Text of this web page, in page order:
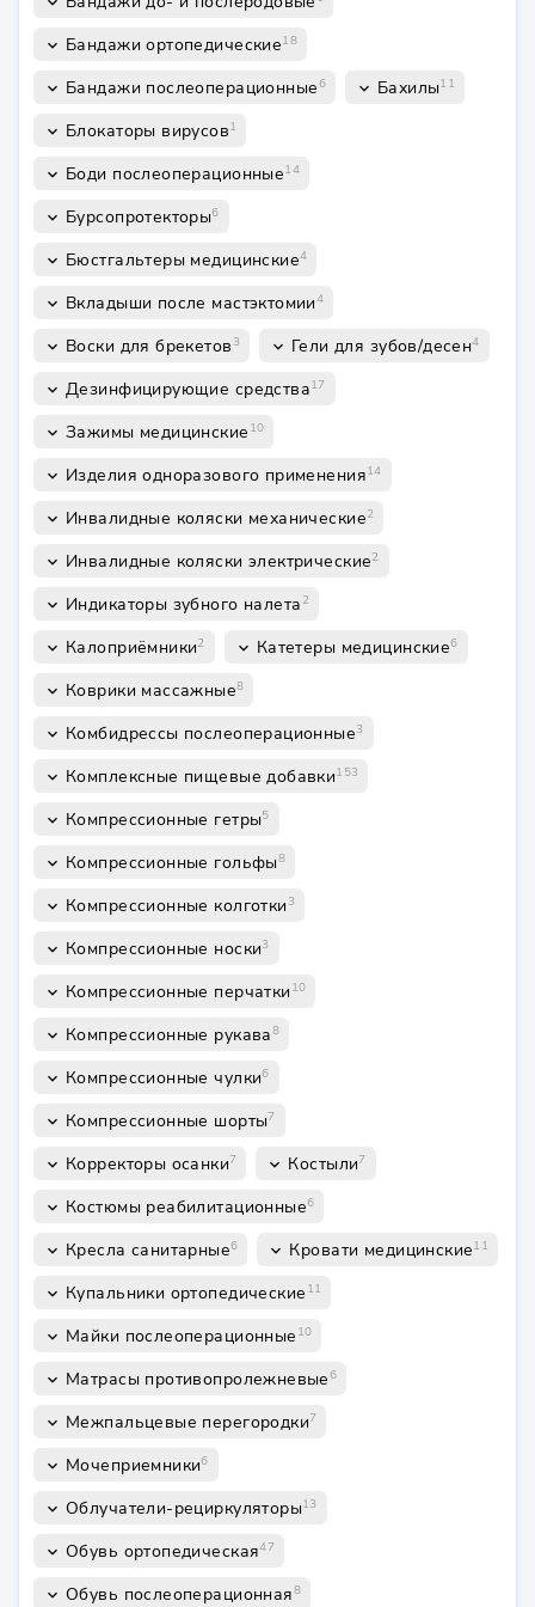
keyboard_arrow_down Бандажи ортопедические18
keyboard_arrow_down Бандажи послеоперационные6 keyboard_arrow_down Бахилы11
keyboard_arrow_down Блокаторы вирусов1
keyboard_arrow_down Боди послеоперационные14
keyboard_arrow_down Бурсопротекторы6
keyboard_arrow_down Бюстгальтеры медицинские4
keyboard_arrow_down Вкладыши после мастэктомии4
keyboard_arrow_down Воски для брекетов 3 keyboard_arrow_down Гели для зубов/десен4
keyboard_arrow_down Дезинфицирующие средства17
keyboard_arrow_down Зажимы медицинские 10
keyboard_arrow_down Изделия одноразового применения14
keyboard_arrow_down Инвалидные коляски механические2
keyboard_arrow_down Инвалидные коляски электрические2
keyboard_arrow_down Индикаторы зубного налета 2
keyboard_arrow_down Калоприёмники2 keyboard_arrow_down Катетеры медицинские6
keyboard_arrow_down Коврики массажные8
keyboard_arrow_down Комбидрессы послеоперационные3
keyboard_arrow_down Комплексные пищевые добавки153
keyboard_arrow_down Компрессионные гетры5
keyboard_arrow_down Компрессионные гольфы8
keyboard_arrow_down Компрессионные колготки 3
keyboard_arrow_down Компрессионные носки3
keyboard_arrow_down Компрессионные перчатки 10
keyboard_arrow_down Компрессионные рукава8
keyboard_arrow_down Компрессионные чулки6
keyboard_arrow_down Компрессионные шорты7
keyboard_arrow_down Корректоры осанки7 keyboard_arrow_down Костыли7
keyboard_arrow_down Костюмы реабилитационные6
keyboard_arrow_down Кресла санитарные6 keyboard_arrow_down Кровати медицинские11
keyboard_arrow_down Купальники ортопедические 11
keyboard_arrow_down Майки послеоперационные 10
keyboard_arrow_down Матрасы противопролежневые6
keyboard_arrow_down Межпальцевые перегородки7
keyboard_arrow_down Мочеприемники6
keyboard_arrow_down Облучатели-рециркуляторы13
keyboard_arrow_down Обувь ортопедическая47
keyboard_arrow_down Обувь послеоперационная8